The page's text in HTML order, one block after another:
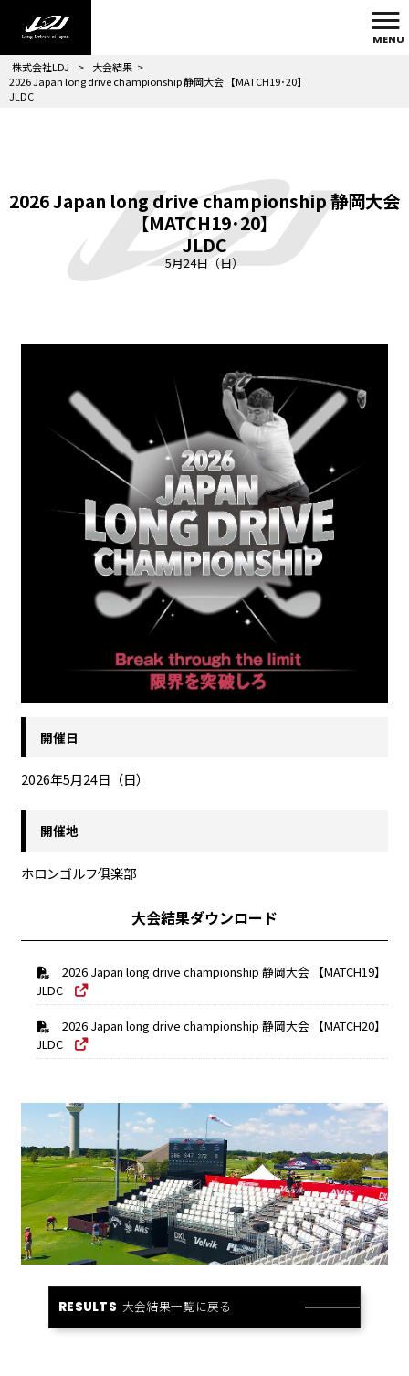
MENU
株式会社LDJ
> 大会結果 >
2026 Japan long drive championship 静岡大会 【MATCH19･20】
JLDC
2026 Japan long drive championship 静岡大会
【MATCH19･20】
JLDC
5月24日（日）
開催日
2026年5月24日（日）
開催地
ホロンゴルフ俱楽部
大会結果ダウンロード
2026 Japan long drive championship 静岡大会 【MATCH19】
JLDC
2026 Japan long drive championship 静岡大会 【MATCH20】
JLDC
RESULTS 大会結果一覧に戻る